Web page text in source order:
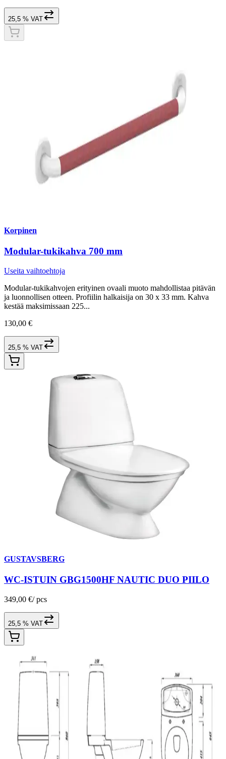
25,5 % VAT
Korpinen
Modular-tukikahva 700 mm
Useita vaihtoehtoja
Modular-tukikahvojen erityinen ovaali muoto mahdollistaa pitävän
ja luonnollisen otteen. Profiilin halkaisija on 30 x 33 mm. Kahva
kestää maksimissaan 225...
130,00 €
25,5 % VAT
GUSTAVSBERG
WC-ISTUIN GBG1500HF NAUTIC DUO PIILO
349,00 €/ pcs
25,5 % VAT